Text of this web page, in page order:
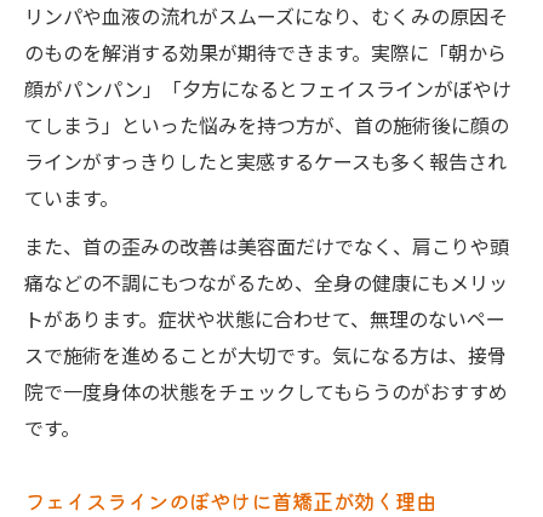
リンパや血液の流れがスムーズになり、むくみの原因そ
のものを解消する効果が期待できます。実際に「朝から
顔がパンパン」「夕方になるとフェイスラインがぼやけ
てしまう」といった悩みを持つ方が、首の施術後に顔の
ラインがすっきりしたと実感するケースも多く報告され
ています。
また、首の歪みの改善は美容面だけでなく、肩こりや頭
痛などの不調にもつながるため、全身の健康にもメリッ
トがあります。症状や状態に合わせて、無理のないペー
スで施術を進めることが大切です。気になる方は、接骨
院で一度身体の状態をチェックしてもらうのがおすすめ
です。
フェイスラインのぼやけに首矯正が効く理由